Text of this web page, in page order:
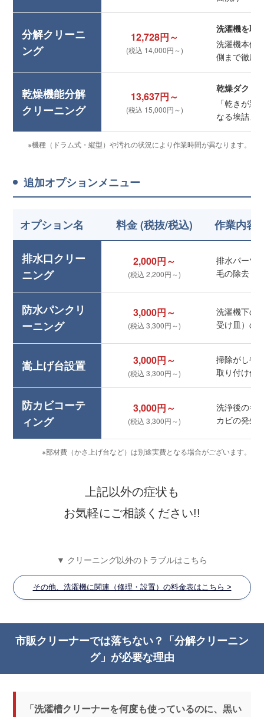
分解クリーニ
ング
12,728円～
(税込 14,000円～)
洗濯機を取
洗濯機本体
側まで徹底
乾燥機能分解
クリーニング
13,637円～
(税込 15,000円～)
乾燥ダクト
「乾きが悪
なる埃詰ま
※機種（ドラム式・縦型）や汚れの状況により作業時間が異なります。
追加オプションメニュー
オプション名 料金 (税抜/税込) 作業内容
排水口クリー
ニング
2,000円～
(税込 2,200円～)
排水パーツ
毛の除去
防水パンクリ
ーニング
3,000円～
(税込 3,300円～)
洗濯機下の
受け皿）の
嵩上げ台設置 3,000円～
(税込 3,300円～)
掃除がしや
取り付け作
防カビコーテ
ィング
3,000円～
(税込 3,300円～)
洗浄後のキ
カビの発生
※部材費（かさ上げ台など）は別途実費となる場合がございます。
上記以外の症状も
お気軽にご相談ください!!
▼ クリーニング以外のトラブルはこちら
その他、洗濯機に関連（修理・設置）の料金表はこちら >
市販クリーナーでは落ちない？「分解クリーニン
グ」が必要な理由
「洗濯槽クリーナーを何度も使っているのに、黒い